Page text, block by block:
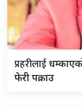
प्रहरीलाई
फेरी पक्राउ